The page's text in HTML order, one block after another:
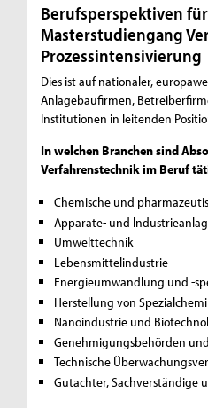
Berufsperspektiven
Masterstudiengang
Prozessintensivierung
Dies ist auf nationaler,
Anlagebaufirmen,
Institutionen in leitenden
In welchen Branchen sind
Verfahrenstechnik im Beruf
Chemische und
Apparate- und
Umwelttechnik
Lebensmittelindustrie
Energieumwandlung und -
Herstellung von
Nanoindustrie und
Genehmigungsbehörden
Technische
Gutachter, Sachverständige